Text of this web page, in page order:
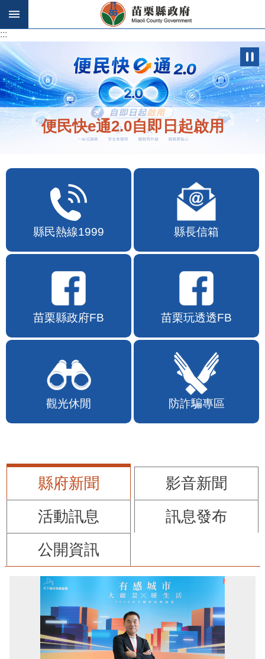
跳到主要內容區塊
:::
:::
便民快e通2.0自即日起啟用
縣民熱線1999 縣長信箱
苗栗縣政府FB 苗栗玩透透FB
觀光休閒 防詐騙專區
縣府新聞
影音新聞
活動訊息
訊息發布
公開資訊